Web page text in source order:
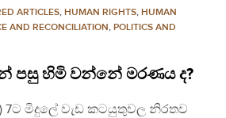
ARTICLES, HUMAN RIGHTS, HUMAN
AND RECONCILIATION, POLITICS AND
පසු හිමි වන්නේ මරණය ද?
7ට මිදුලේ වැඩ කටයුතුවල නිරතව